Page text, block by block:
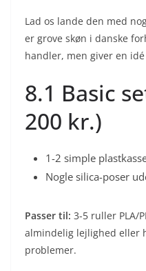
Lad os lande den med
er grove skøn i danske
handler, men giver en
8.1 Basic
200 kr.)
1-2 simple
Nogle silica-poser
Passer til: 3-5 ruller PLA/
almindelig lejlighed eller
problemer.